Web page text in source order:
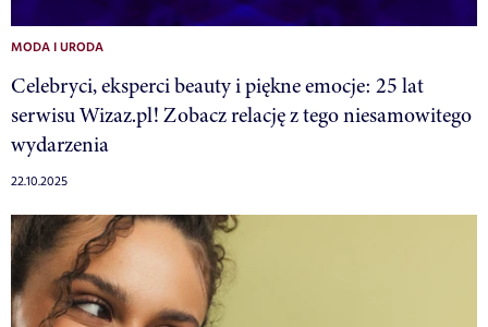
MODA I URODA
Celebryci, eksperci beauty i piękne emocje: 25 lat
serwisu Wizaz.pl! Zobacz relację z tego niesamowitego
wydarzenia
22.10.2025